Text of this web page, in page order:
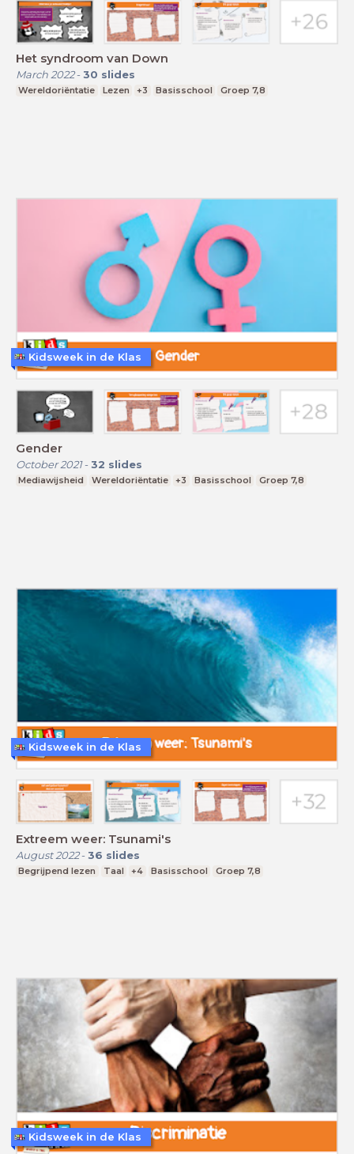
Het syndroom van Down
March 2022- 30 slides
Wereldoriëntatie Lezen +3 Basisschool Groep 7,8
Gender
October 2021- 32 slides
Mediawijsheid Wereldoriëntatie +3 Basisschool Groep 7,8
Kidsweek in de Klas
Extreem weer: Tsunami's
August 2022- 36 slides
Begrijpend lezen Taal +4 Basisschool Groep 7,8
Kidsweek in de Klas
Kidsweek in de Klas